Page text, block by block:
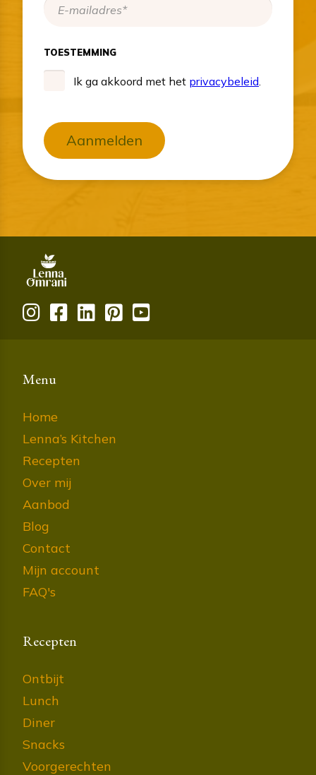
TOESTEMMING
Ik ga akkoord met het privacybeleid
Aanmelden
Menu
Home
Lenna’s Kitchen
Recepten
Over mij
Aanbod
Blog
Contact
Mijn account
FAQ's
Recepten
Ontbijt
Lunch
Diner
Snacks
Voorgerechten